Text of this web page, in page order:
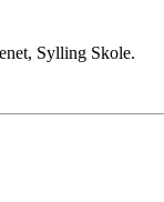
Sylling Skole.